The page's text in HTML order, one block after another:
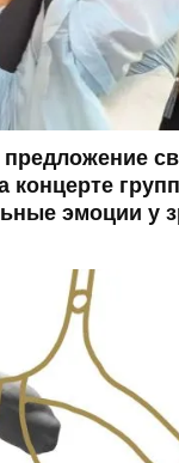
концерте
эмоции у